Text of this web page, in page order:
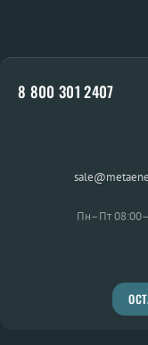
8 800 301 2407
Пн–Пт